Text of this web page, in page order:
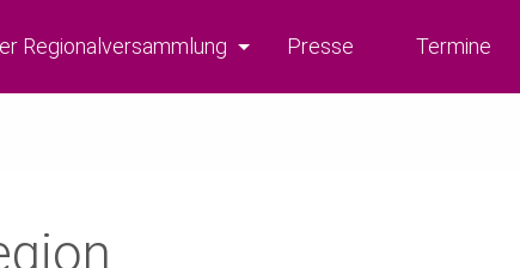
Regionalversammlung Presse Termine